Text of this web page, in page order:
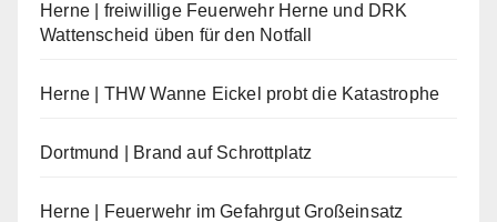
Herne | freiwillige Feuerwehr Herne und DRK
Wattenscheid üben für den Notfall
Herne | THW Wanne Eickel probt die Katastrophe
Dortmund | Brand auf Schrottplatz
Herne | Feuerwehr im Gefahrgut Großeinsatz